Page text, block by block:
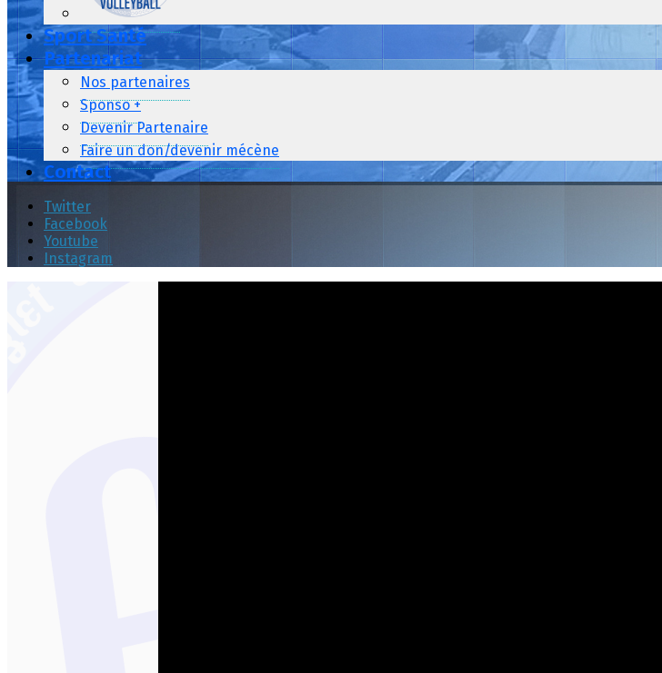
Sport Santé
Partenariat
Nos partenaires
Sponso +
Devenir Partenaire
Faire un don/devenir mécène
Contact
Twitter
Facebook
Youtube
Instagram